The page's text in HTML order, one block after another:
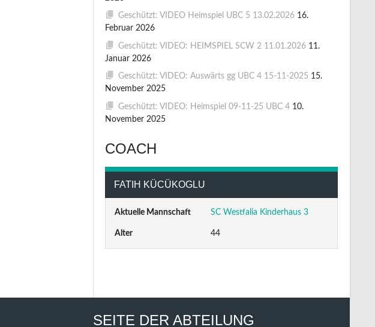
Geschützt: VIDEO Heimspiel UBC 5 13.02.2026 16.
Februar 2026
Geschützt: VIDEO: HEIMSPIEL SCW 2 11.01.2026 11.
Januar 2026
Geschützt: VIDEO: Auswärts gg UBC 4 15-11-2025 15.
November 2025
Geschützt: VIDEO: Heimspiel 09-11-25 UBC 4 10.
November 2025
COACH
FATIH KÜCÜKOGLU
Aktuelle Mannschaft SC Westfalia Kinderhaus 3
Alter 44
SEITE DER ABTEILUNG